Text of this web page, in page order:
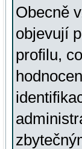
Obecně
objevují
profilu,